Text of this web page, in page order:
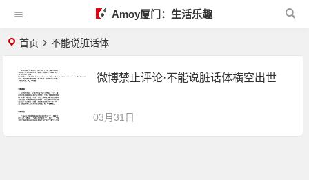
Amoy厦门：生活乐趣
首页 不能说脏话体
微博禁止评论·不能说脏话体横空出世
03月31日